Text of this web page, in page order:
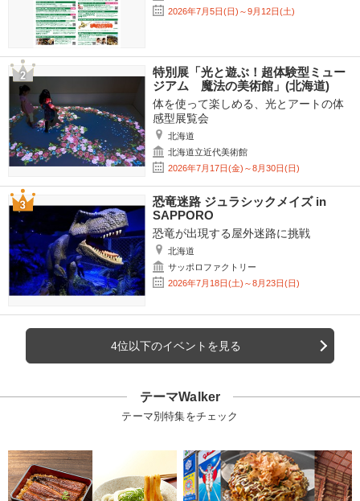
2026年7月5日(日)～9月12日(土)
特別展「光と遊ぶ！超体験型ミュー
ジアム 魔法の美術館」(北海道)
体を使って楽しめる、光とアートの体
感型展覧会
北海道
北海道立近代美術館
2026年7月17日(金)～8月30日(日)
恐竜迷路 ジュラシックメイズ in
SAPPORO
恐竜が出現する屋外迷路に挑戦
北海道
サッポロファクトリー
2026年7月18日(土)～8月23日(日)
4位以下のイベントを見る
テーマWalker
テーマ別特集をチェック